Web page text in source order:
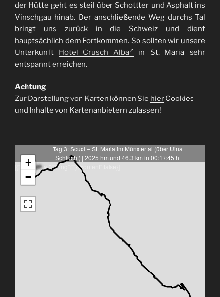
der Hütte geht es steil über Schottter und Asphalt ins
Vinschgau hinab. Der anschließende Weg durchs Tal
bringt uns zurück in die Schweiz und dient
hauptsächlich dem Fortkommen. So sollten wir unsere
Unterkunft Hotel Crusch Alba
in St. Maria sehr
entspannt erreichen.
Achtung
Zur Darstellung von Karten können Sie hier Cookies
und Inhalte von Kartenanbietern zulassen!
Tag 3: Scuol – St. Maria im Münstertal (über Uina
Schlucht) | 2025 hm und 46.3 km in 00:17:45 h
[{"latlng":{"lat":"","lng":""},"content":false}]
+
−